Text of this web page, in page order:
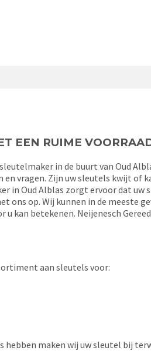
EEN RUIME
in de buurt van Oud
vragen. Zijn uw sleutels kwijt of
in Oud Alblas zorgt ervoor dat
ons op. Wij kunnen in de meeste
betekenen. Neijenesch
aan sleutels voor:
maken wij uw sleutel bij